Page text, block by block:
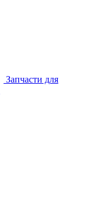
Запчасти для